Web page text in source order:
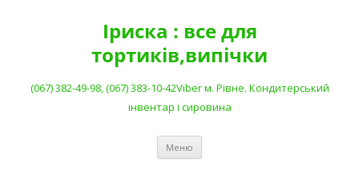
Іриска : все для
тортиків,випічки
(067) 382-49-98, (067) 383-10-42Viber м. Рівне. Кондитерський
інвентар і сировина
Меню